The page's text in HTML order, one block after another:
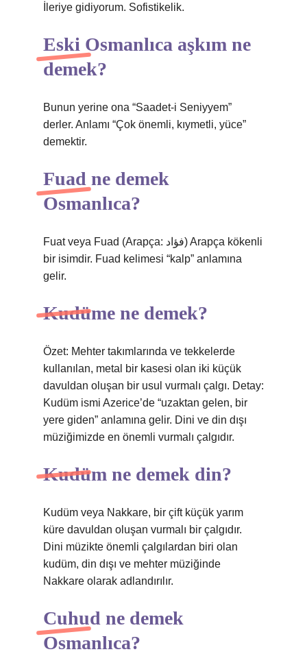
İleriye gidiyorum. Sofistikelik.
Eski Osmanlıca aşkım ne
demek?
Bunun yerine ona “Saadet-i Seniyyem”
derler. Anlamı “Çok önemli, kıymetli, yüce”
demektir.
Fuad ne demek
Osmanlıca?
Fuat veya Fuad (Arapça: فؤاد) Arapça kökenli
bir isimdir. Fuad kelimesi “kalp” anlamına
gelir.
Kudüme ne demek?
Özet: Mehter takımlarında ve tekkelerde
kullanılan, metal bir kasesi olan iki küçük
davuldan oluşan bir usul vurmalı çalgı. Detay:
Kudüm ismi Azerice’de “uzaktan gelen, bir
yere giden” anlamına gelir. Dini ve din dışı
müziğimizde en önemli vurmalı çalgıdır.
Kudüm ne demek din?
Kudüm veya Nakkare, bir çift küçük yarım
küre davuldan oluşan vurmalı bir çalgıdır.
Dini müzikte önemli çalgılardan biri olan
kudüm, din dışı ve mehter müziğinde
Nakkare olarak adlandırılır.
Cuhud ne demek
Osmanlıca?